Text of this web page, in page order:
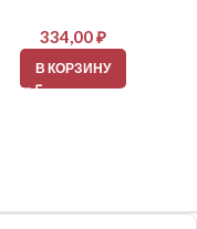
334,00₽
В КОРЗИНУ